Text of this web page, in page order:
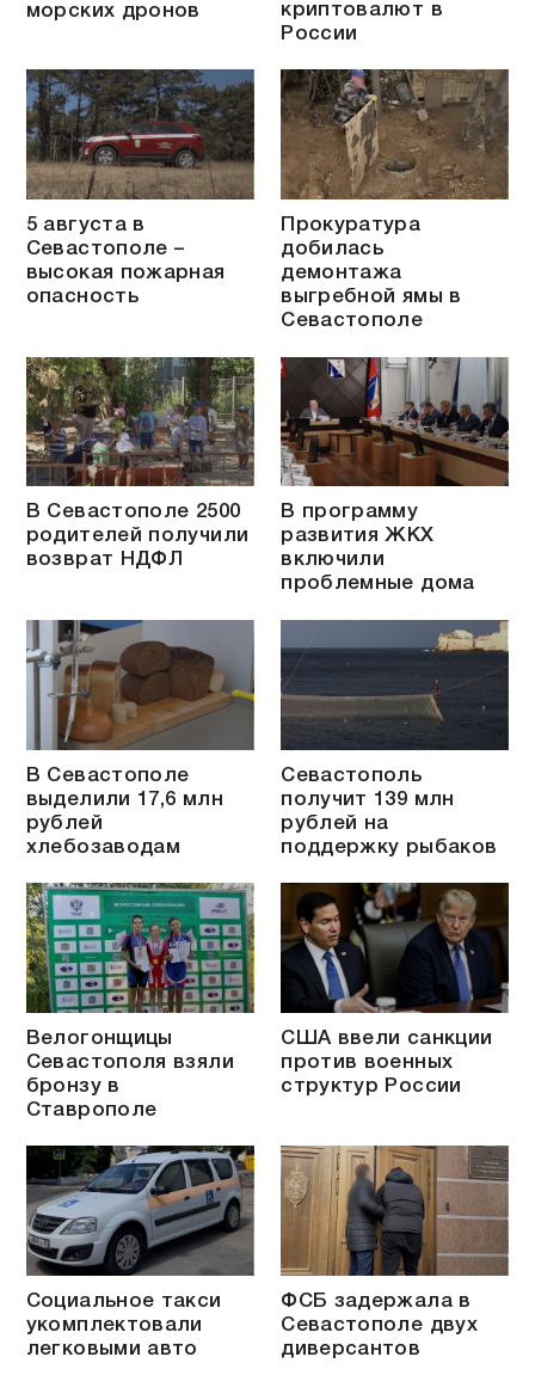
морских дронов
криптовалют в
России
5 августа в
Севастополе –
высокая пожарная
опасность
Прокуратура
добилась
демонтажа
выгребной ямы в
Севастополе
В Севастополе 2500
родителей получили
возврат НДФЛ
В программу
развития ЖКХ
включили
проблемные дома
В Севастополе
выделили 17,6 млн
рублей
хлебозаводам
Севастополь
получит 139 млн
рублей на
поддержку рыбаков
Велогонщицы
Севастополя взяли
бронзу в
Ставрополе
США ввели санкции
против военных
структур России
Социальное такси
укомплектовали
легковыми авто
ФСБ задержала в
Севастополе двух
диверсантов